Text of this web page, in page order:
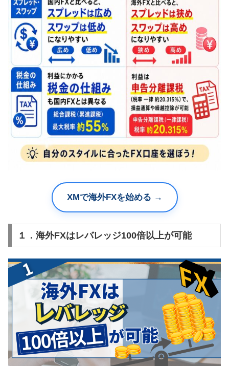
XMで海外FXを始める →
１．海外FXはレバレッジ100倍以上が可能